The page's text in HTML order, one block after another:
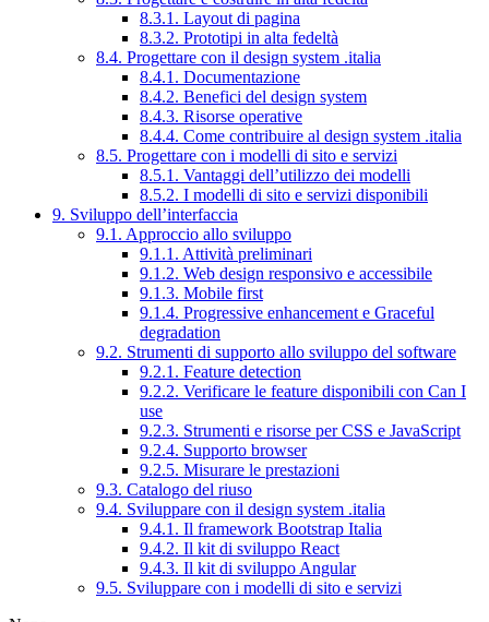
8.3.1. Layout di pagina
8.3.2. Prototipi in alta fedeltà
8.4. Progettare con il design system .italia
8.4.1. Documentazione
8.4.2. Benefici del design system
8.4.3. Risorse operative
8.4.4. Come contribuire al design system .italia
8.5. Progettare con i modelli di sito e servizi
8.5.1. Vantaggi dell’utilizzo dei modelli
8.5.2. I modelli di sito e servizi disponibili
9. Sviluppo dell’interfaccia
9.1. Approccio allo sviluppo
9.1.1. Attività preliminari
9.1.2. Web design responsivo e accessibile
9.1.3. Mobile first
9.1.4. Progressive enhancement e Graceful
degradation
9.2. Strumenti di supporto allo sviluppo del software
9.2.1. Feature detection
9.2.2. Verificare le feature disponibili con Can I
use
9.2.3. Strumenti e risorse per CSS e JavaScript
9.2.4. Supporto browser
9.2.5. Misurare le prestazioni
9.3. Catalogo del riuso
9.4. Sviluppare con il design system .italia
9.4.1. Il framework Bootstrap Italia
9.4.2. Il kit di sviluppo React
9.4.3. Il kit di sviluppo Angular
9.5. Sviluppare con i modelli di sito e servizi